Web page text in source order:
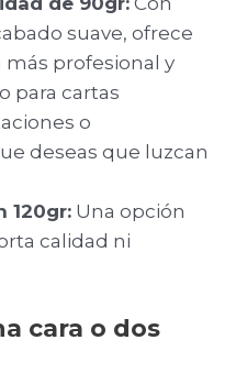
suave, ofrece
profesional y
para cartas
o
deseas que luzcan
120gr: Una opción
calidad ni
cara o dos